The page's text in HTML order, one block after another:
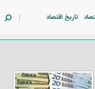
تاریخ اقتصاد